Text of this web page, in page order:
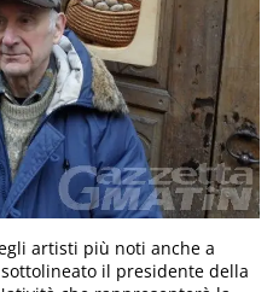
artisti più noti anche a
il presidente della